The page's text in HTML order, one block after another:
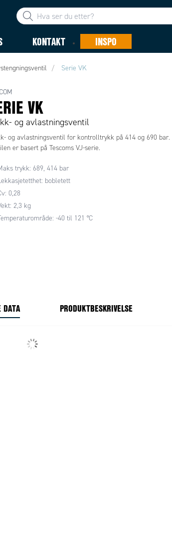
KONTAKT INSPO
Serie VK
VK
og avlastningsventil
og avlastningsventil for kontrolltrykk på 414 og 690 bar.
er basert på Tescoms VJ-serie.
trykk: 689, 414 bar
bobletett
0,28
2,3 kg
-40 til 121 °C
DATA PRODUKTBESKRIVELSE